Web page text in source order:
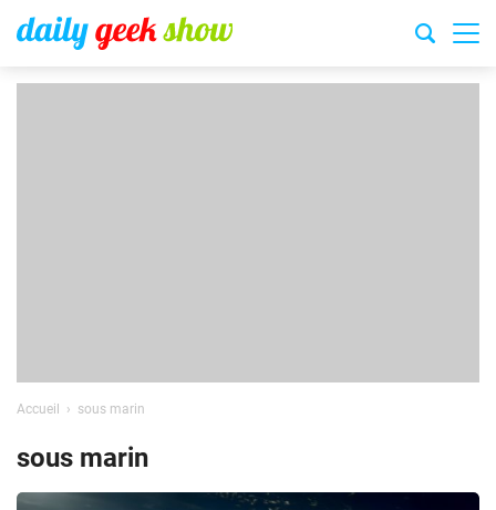
Accueil sous marin
sous marin